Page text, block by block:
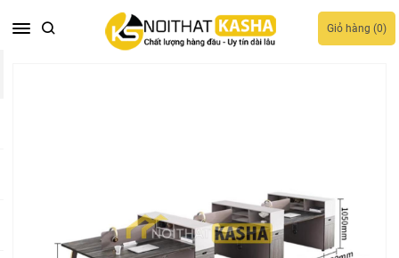
Giỏ hàng (0)